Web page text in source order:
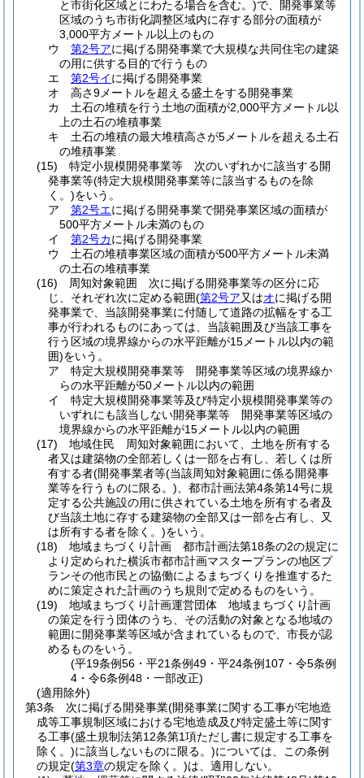
と市街化区域とにわたる場合を含む。)で、開発事業等
区域のうち市街化調整区域内に存する部分の面積が
3,000平方メートル以上のもの
ウ
第2号アに掲げる開発事業で大規模な共同住宅の建築
の用に供する目的で行うもの
エ
第2号イに掲げる開発事業
オ
高さ9メートルを超える盛土をする開発事業
カ
土石の堆積を行う土地の面積が2,000平方メートル以
上の土石の堆積事業
キ
土石の堆積の最大堆積高さが5メートルを超える土石
の堆積事業
(15)
特定小規模開発事業等 次のいずれかに該当する開
発事業等(特定大規模開発事業等に該当するものを除
く。)をいう。
ア
第2号エに掲げる開発事業で開発事業区域の面積が
500平方メートル未満のもの
イ
第2号カに掲げる開発事業
ウ
土石の堆積事業区域の面積が500平方メートル未満
の土石の堆積事業
(16)
周知対象範囲 次に掲げる開発事業等の区分に応
じ、それぞれ次に定める範囲(第2号ア又はオに掲げる開
発事業で、当該開発事業に付随して道路の拡幅をする工
事が行われるものにあっては、当該範囲及び当該工事を
行う区域の境界線からの水平距離が15メートル以内の範
囲)をいう。
ア
特定大規模開発事業等 開発事業等区域の境界線か
らの水平距離が50メートル以内の範囲
イ
特定大規模開発事業等及び特定小規模開発事業等の
いずれにも該当しない開発事業等 開発事業等区域の
境界線からの水平距離が15メートル以内の範囲
(17)
地域住民 周知対象範囲において、土地を所有する
者又は建築物の全部若しくは一部を占有し、若しくは所
有する者(開発事業者等(当該周知対象範囲に係る開発事
業等を行うものに限る。) 、都市計画法第4条第14号に規
定する公共施設の用に供されている土地を所有する者及
び当該土地に存する建築物の全部又は一部を占有し、又
は所有する者を除く。)をいう。
(18)
地域まちづくり計画 都市計画法第18条の2の規定に
より定められた横浜市都市計画マスタープランの地区プ
ランその他市民との協働によるまちづくりを推進するた
めに策定された計画のうち規則で定めるものをいう。
(19)
地域まちづくり計画運営団体 地域まちづくり計画
の策定を行う団体のうち、その活動の対象となる地域の
範囲に開発事業等区域が含まれているもので、市長が認
めるものをいう。
(平19条例56・平21条例49・平24条例107・令5条例
4・令6条例48・一部改正)
(適用除外)
第3条
次に掲げる開発事業(開発事業に関する工事が宅地造
成等工事規制区域における宅地造成及び特定盛土等に関す
る工事(盛土規制法第12条第1項ただし書に規定する工事を
除く。)に該当しないものに限る。)については、この条例
の規定(第3章の規定を除く。)は、適用しない。